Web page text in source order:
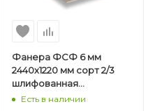
Фанера ФСФ 6 мм
2440х1220 мм сорт 2/3
шлифованная
березовая
Есть в наличии